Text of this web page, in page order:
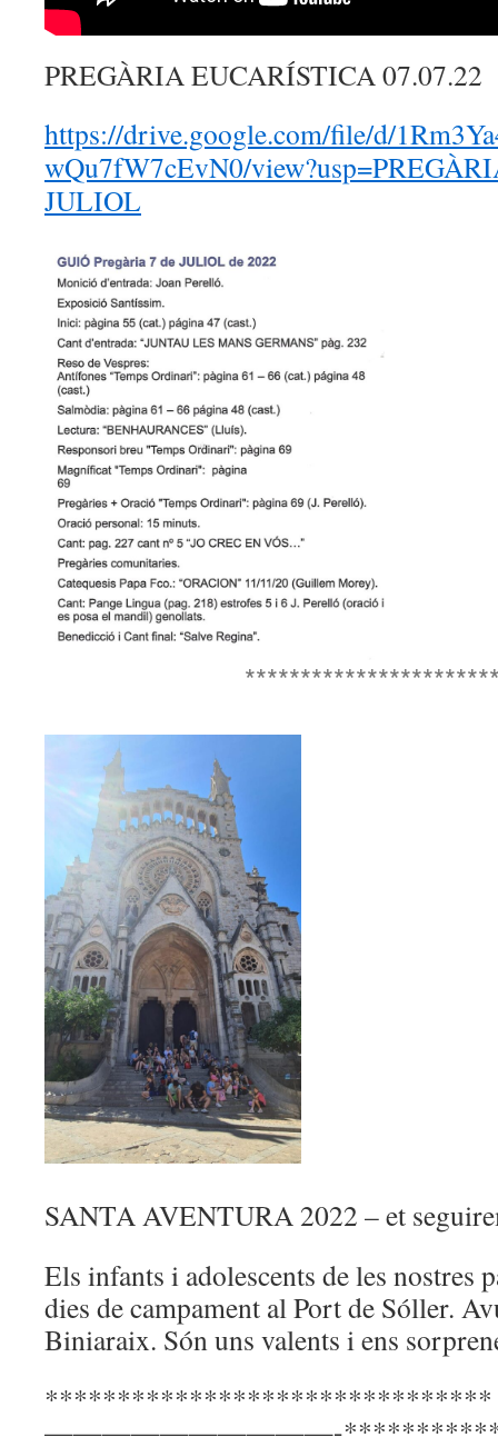
PREGÀRIA EUCARÍSTICA 07.07.22
https://drive.google.com/file/d/
wQu7fW7cEvN0/
JULIOL
SANTA AVENTURA 2022 – et
Els infants i adolescents de les nostres
dies de campament al Port de Sóller.
Biniaraix. Són uns valents i ens
*******************************